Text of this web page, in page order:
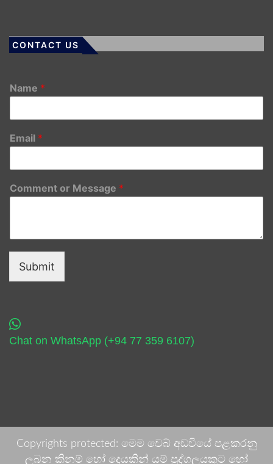
CONTACT US
Name *
Email *
Comment or Message *
Submit
Chat on WhatsApp (+94 77 359 6107)
Copyrights protected: මෙම වෙබ් අඩවියේ පළකරනු
ලබන කිනම් හෝ දෙයකින් යම් පුද්ගලයකුට හෝ